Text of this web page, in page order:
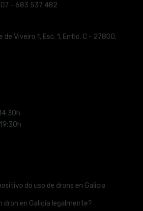
- 683 537 482
de Viveiro 1, Esc. 1, Entlo. C - 27800,
do uso de drons en Galicia
dron en Galicia legalmente?